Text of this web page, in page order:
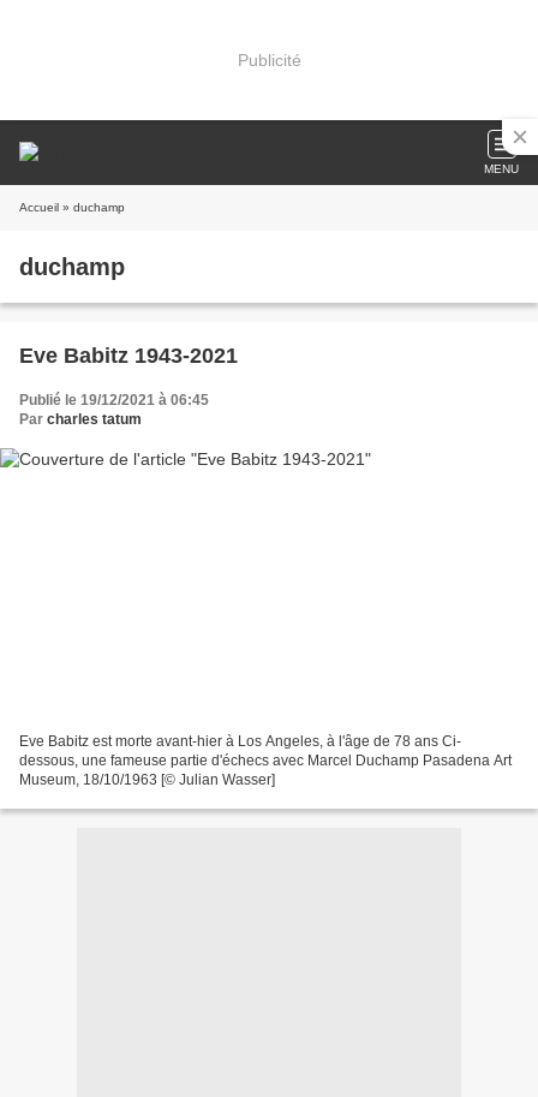
Publicité
MENU
Accueil » duchamp
duchamp
Eve Babitz 1943-2021
Publié le 19/12/2021 à 06:45
Par charles tatum
Eve Babitz est morte avant-hier à Los Angeles, à l'âge de 78 ans Ci-
dessous, une fameuse partie d'échecs avec Marcel Duchamp Pasadena Art
Museum, 18/10/1963 [© Julian Wasser]